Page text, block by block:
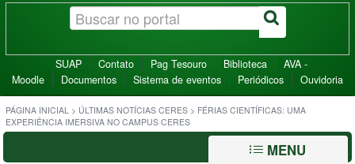
SUAP Contato Pag Tesouro Biblioteca
AVA -
Moodle
Documentos Sistema de eventos Periódicos Ouvidoria
PÁGINA INICIAL > ÚLTIMAS NOTÍCIAS CERES > FÉRIAS CIENTÍFICAS: UMA
EXPERIÊNCIA IMERSIVA NO CAMPUS CERES
MENU